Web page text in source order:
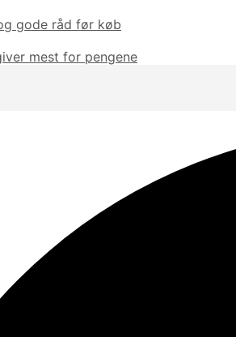
gode råd før køb
mest for pengene